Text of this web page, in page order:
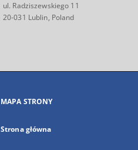
ul. Radziszewskiego 11
20-031 Lublin, Poland
MAPA STRONY
Strona główna